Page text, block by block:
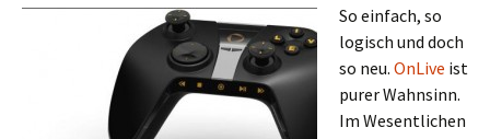
So einfach, so
logisch und doch
so neu. OnLive ist
purer Wahnsinn.
Im Wesentlichen